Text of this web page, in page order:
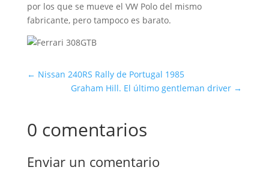
por los que se mueve el VW Polo del mismo
fabricante, pero tampoco es barato.
← Nissan 240RS Rally de Portugal 1985
Graham Hill. El último gentleman driver →
0 comentarios
Enviar un comentario